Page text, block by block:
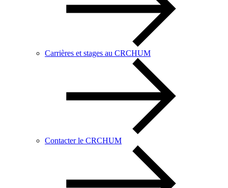
Carrières et stages au CRCHUM
Contacter le CRCHUM